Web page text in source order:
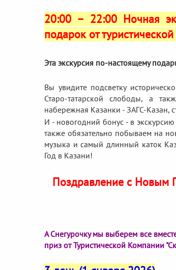
20:00 – 22:00 Ночная
подарок от
Эта экскурсия по-настоящему
Вы увидите подсветку
Старо-татарской слободы, а
набережная Казанки - ЗАГС-Казан,
И - новогодний бонус - в
также обязательно побываем на
музыка и самый длинный каток
Год в Казани!
Поздравление с Новым
А Снегурочку мы выберем все
приз от Туристической Компании